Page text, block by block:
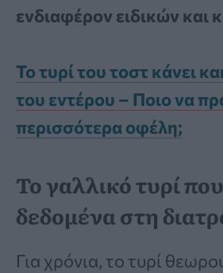
ενδιαφέρον ειδικών και
Το τυρί του τοστ κάνει
του εντέρου – Ποιο να
περισσότερα οφέλη;
Το γαλλικό τυρί
δεδομένα στη
Για χρόνια, το τυρί